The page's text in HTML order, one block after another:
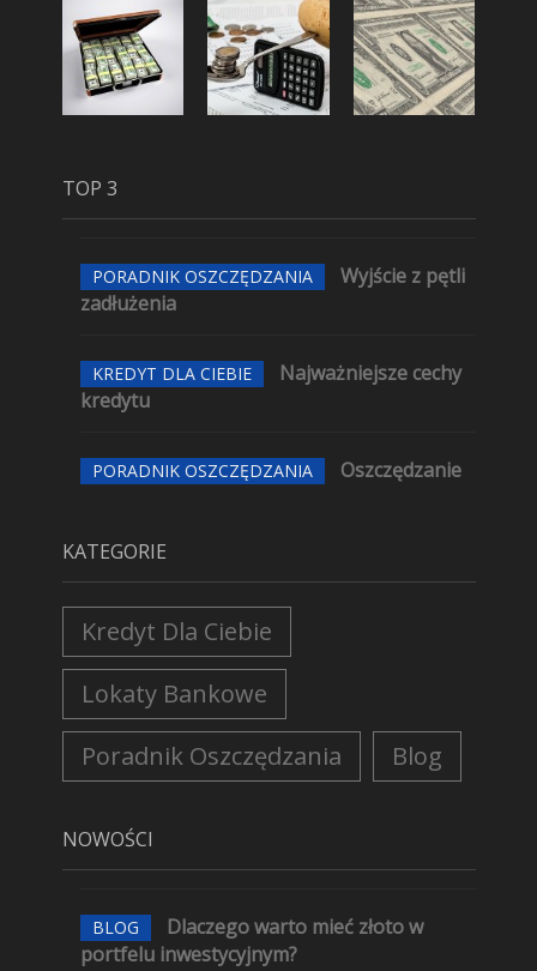
TOP 3
PORADNIK OSZCZĘDZANIA
Wyjście z pętli
zadłużenia
KREDYT DLA CIEBIE
Najważniejsze cechy
kredytu
PORADNIK OSZCZĘDZANIA Oszczędzanie
KATEGORIE
Kredyt Dla Ciebie
Lokaty Bankowe
Poradnik Oszczędzania
Blog
NOWOŚCI
BLOG
Dlaczego warto mieć złoto w
portfelu inwestycyjnym?